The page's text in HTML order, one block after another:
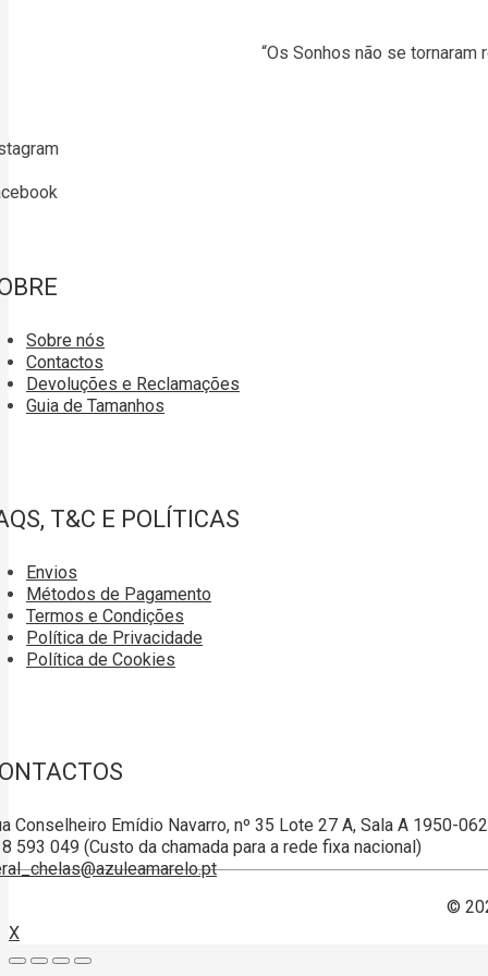
“Os Sonhos não se
Sobre nós
Contactos
Devoluções e Reclamações
Guia de Tamanhos
T&C E POLÍTICAS
Envios
Métodos de Pagamento
Termos e Condições
Política de Privacidade
Política de Cookies
Conselheiro Emídio Navarro, nº 35 Lote 27 A, Sala A 1950-
593 049 (Custo da chamada para a rede fixa nacional)
©
X